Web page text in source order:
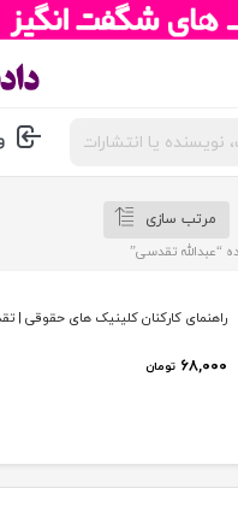
مرتب سازی
تقدسی”
راهنمای کارکنان کلینیک‌ های حقوقی |
۶۸,۰۰۰ تومان